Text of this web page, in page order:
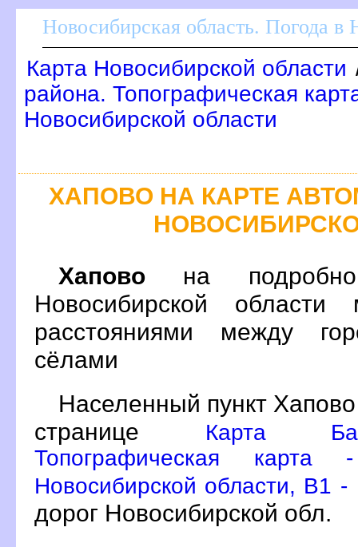
Новосибирская область. Погода в
Карта Новосибирской области
района. Топографическая
Новосибирской области
ХАПОВО НА КАРТЕ
Хапово на
Новосибирской
расстояниями между
сёлами
Населенный пункт
странице
Карта
Топографическая карта
Новосибирской области, B1 -
дорог Новосибирской обл.